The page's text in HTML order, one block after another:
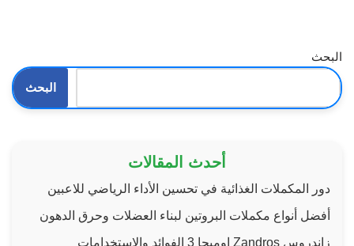
البحث
البحث
أحدث المقالات
دور المكملات الغذائية في تحسين الأداء الرياضي للاعبين
أفضل أنواع مكملات البروتين لبناء العضلات وحرق الدهون
زاندروس Zandros اوميجا 3 الفوائد والاستخدامات